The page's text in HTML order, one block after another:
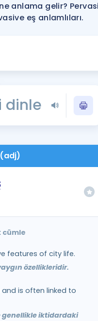
YDS ve YÖKDİL'e
Tüm ÖSYM
YDS - YÖKDİL
İngilizce Gramer
anlama gelir?
eş anlamlıları.
dinle
cümle
features of city life.
özellikleridir.
and is often linked to
genellikle iktidardaki